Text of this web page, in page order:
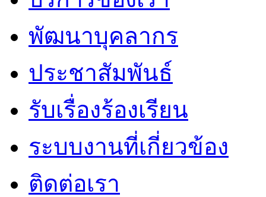
พัฒนาบุคลากร
ประชาสัมพันธ์
รับเรื่องร้องเรียน
ระบบงานที่เกี่ยวข้อง
ติดต่อเรา